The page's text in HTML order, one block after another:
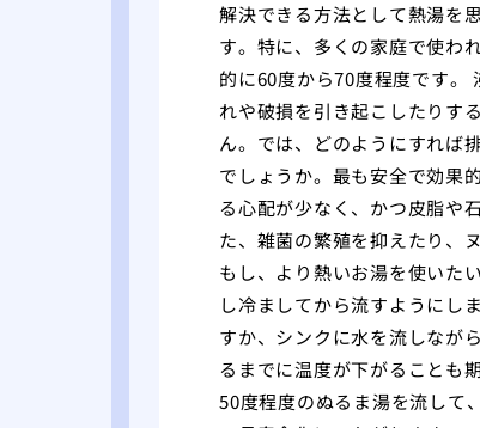
解決できる方法として熱湯を
す。特に、多くの家庭で使わ
的に60度から70度程度です。
れや破損を引き起こしたりす
ん。では、どのようにすれば
でしょうか。最も安全で効果
る心配が少なく、かつ皮脂や
た、雑菌の繁殖を抑えたり、
もし、より熱いお湯を使いた
し冷ましてから流すようにし
すか、シンクに水を流しなが
るまでに温度が下がることも
50度程度のぬるま湯を流して